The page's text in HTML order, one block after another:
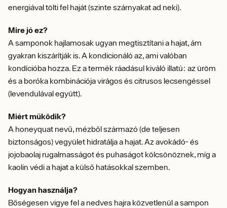
energiával tölti fel haját (szinte szárnyakat ad neki).
Mire jó ez?
A samponok hajlamosak ugyan megtisztítani a hajat, ám
gyakran kiszárítják is. A kondicionáló az, ami valóban
kondícióba hozza. Ez a termék ráadásul kiváló illatú: az üröm
és a boróka kombinációja virágos és citrusos lecsengéssel
(levendulával együtt).
Miért működik?
A honeyquat nevű, mézből származó (de teljesen
biztonságos) vegyület hidratálja a hajat. Az avokádó- és
jojobaolaj rugalmasságot és puhaságot kölcsönöznek, míg a
kaolin védi a hajat a külső hatásokkal szemben.
Hogyan használja?
Bőségesen vigye fel a nedves hajra közvetlenül a sampon